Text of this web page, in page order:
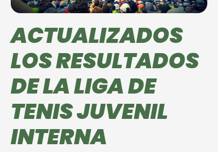
ACTUALIZADOS
LOS RESULTADOS
DE LA LIGA DE
TENIS JUVENIL
INTERNA